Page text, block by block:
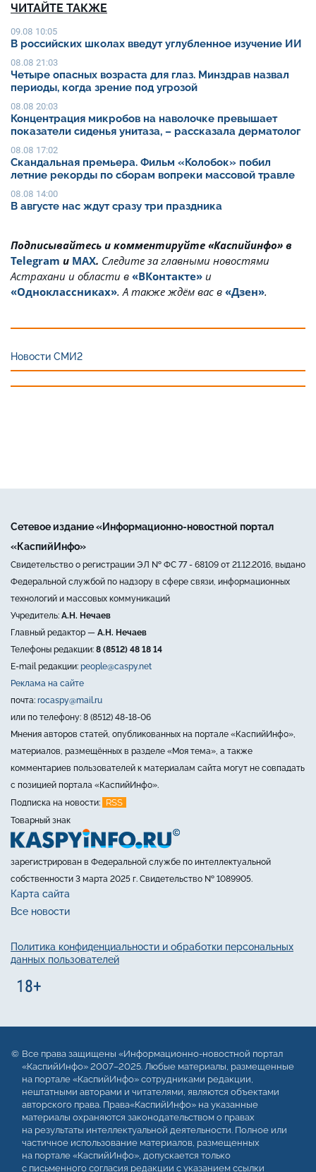
ЧИТАЙТЕ ТАКЖЕ
09.08 10:05
В российских школах введут углубленное изучение ИИ
08.08 21:03
Четыре опасных возраста для глаз. Минздрав назвал
периоды, когда зрение под угрозой
08.08 20:03
Концентрация микробов на наволочке превышает
показатели сиденья унитаза, – рассказала дерматолог
08.08 17:02
Скандальная премьера. Фильм «Колобок» побил
летние рекорды по сборам вопреки массовой травле
08.08 14:00
В августе нас ждут сразу три праздника
Подписывайтесь и комментируйте «Каспийинфо» в
Telegram и MAX. Cледите за главными новостями
Астрахани и области в «ВКонтакте» и
«Одноклассниках». А также ждём вас в «Дзен».
Новости СМИ2
Сетевое издание «Информационно-новостной портал
«КаспийИнфо»
Свидетельство о регистрации ЭЛ № ФС 77 - 68109 от 21.12.2016, выдано
Федеральной службой по надзору в сфере связи, информационных
технологий и массовых коммуникаций
Учредитель: А.Н. Нечаев
Главный редактор — А.Н. Нечаев
Телефоны редакции: 8 (8512) 48 18 14
E-mail редакции: people@caspy.net
Реклама на сайте
почта: rocaspy@mail.ru
или по телефону: 8 (8512) 48-18-06
Мнения авторов статей, опубликованных на портале «КаспийИнфо»,
материалов, размещённых в разделе «Моя тема», а также
комментариев пользователей к материалам сайта могут не совпадать
с позицией портала «КаспийИнфо».
Подписка на новости:
RSS
Товарный знак
зарегистрирован в Федеральной службе по интеллектуальной
собственности 3 марта 2025 г. Свидетельство № 1089905.
Карта сайта
Все новости
Политика конфиденциальности и обработки персональных
данных пользователей
Все права защищены «Информационно-новостной портал
«КаспийИнфо» 2007–2025. Любые материалы, размещенные
на портале «КаспийИнфо» сотрудниками редакции,
нештатными авторами и читателями, являются объектами
авторского права. Права«КаспийИнфо» на указанные
материалы охраняются законодательством о правах
на результаты интеллектуальной деятельности. Полное или
частичное использование материалов, размещенных
на портале «КаспийИнфо», допускается только
с письменного согласия редакции с указанием ссылки